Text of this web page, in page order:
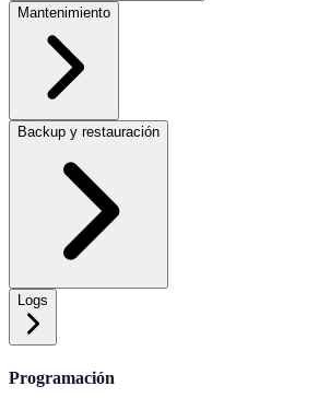
Mantenimiento
Backup y restauración
Logs
Programación